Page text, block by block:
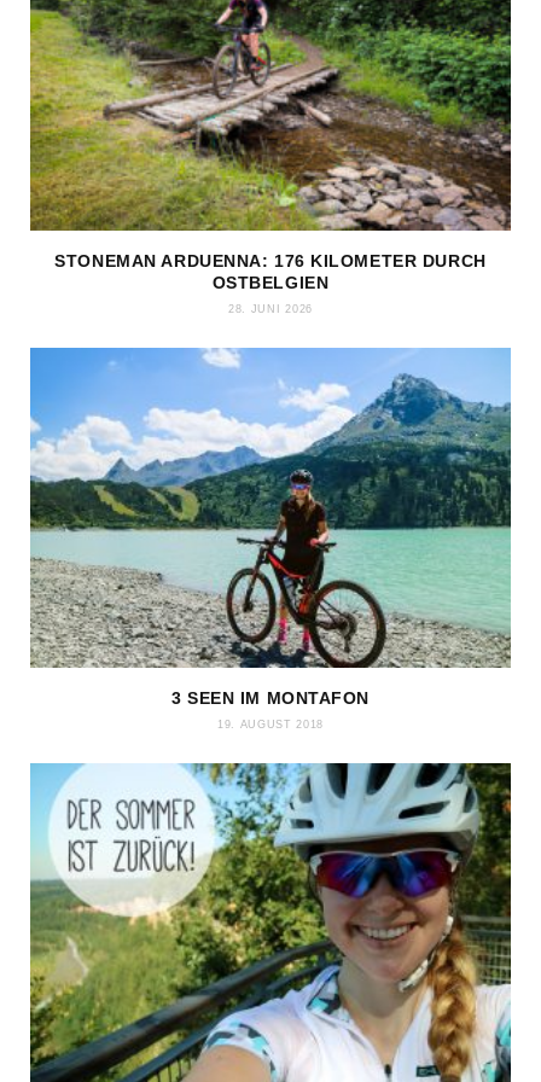
STONEMAN ARDUENNA: 176 KILOMETER DURCH
OSTBELGIEN
28. JUNI 2026
3 SEEN IM MONTAFON
19. AUGUST 2018